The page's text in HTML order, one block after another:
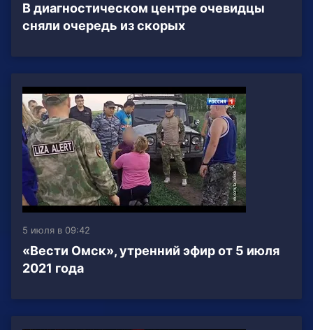
В диагностическом центре очевидцы
сняли очередь из скорых
5 июля в 09:42
«Вести Омск», утренний эфир от 5 июля
2021 года